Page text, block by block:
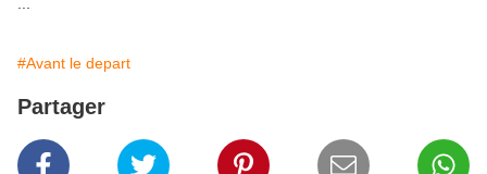
#Avant le depart
Partager